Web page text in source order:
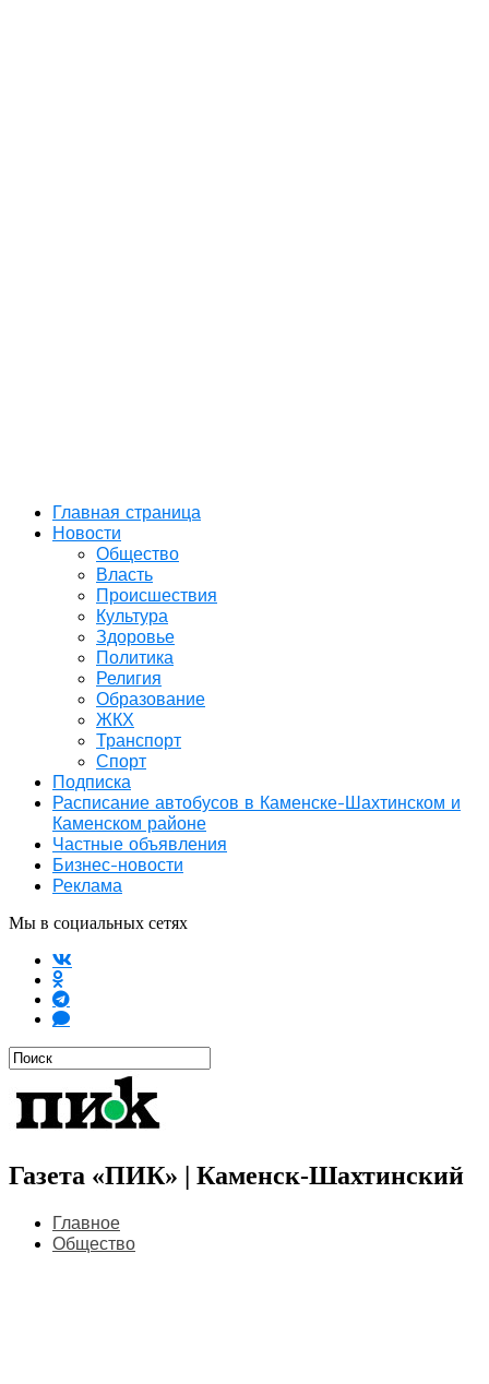
Главная страница
Новости
Общество
Власть
Происшествия
Культура
Здоровье
Политика
Религия
Образование
ЖКХ
Транспорт
Спорт
Подписка
Расписание автобусов в Каменске-Шахтинском и
Каменском районе
Частные объявления
Бизнес-новости
Реклама
Мы в социальных сетях
Газета «ПИК» | Каменск-Шахтинский
Главное
Общество